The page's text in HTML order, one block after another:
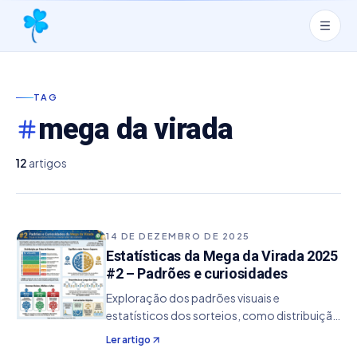
TAG
mega da virada
12 artigos
14 DE DEZEMBRO DE 2025
Estatísticas da Mega da Virada 2025
#2 – Padrões e curiosidades
Exploração dos padrões visuais e
estatísticos dos sorteios, como distribuição
das dezenas, equilíbrio entre pares e ímpares
e faixas do volante.
Ler artigo